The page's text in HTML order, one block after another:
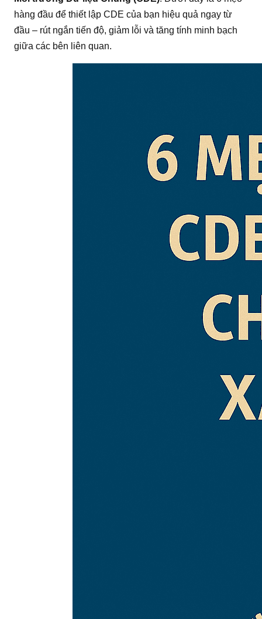
hàng đầu để thiết lập CDE của bạn hiệu quả ngay từ
đầu – rút ngắn tiến độ, giảm lỗi và tăng tính minh bạch
giữa các bên liên quan.